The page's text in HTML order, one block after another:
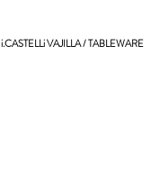
i.CASTELLi VAJILLA / TABLEWARE